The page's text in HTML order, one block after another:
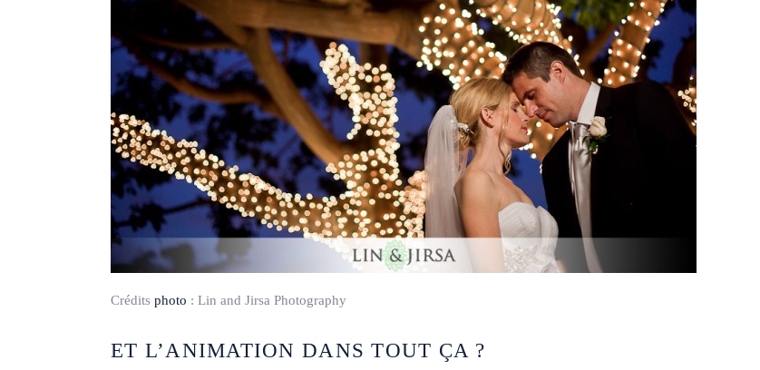
Crédits photo : Lin and Jirsa Photography
ET L’ANIMATION DANS TOUT ÇA ?